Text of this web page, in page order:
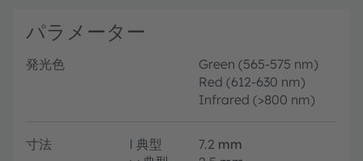
パラメーター
発光色
Green (565-575 nm)
Red (612-630 nm)
Infrared (>800 nm)
寸法 l 典型 7.2 mm